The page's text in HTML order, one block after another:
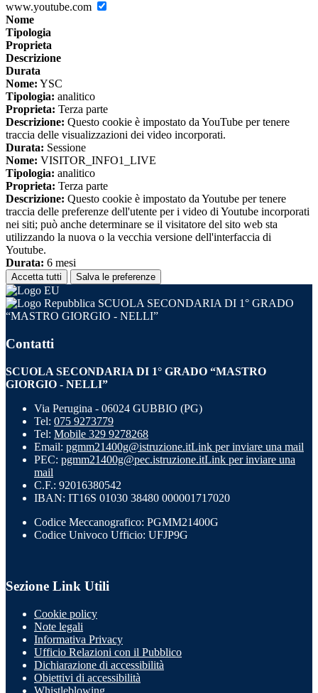
www.youtube.com
Nome
Tipologia
Proprieta
Descrizione
Durata
Nome: YSC
Tipologia: analitico
Proprieta: Terza parte
Descrizione: Questo cookie è impostato da YouTube per tenere
traccia delle visualizzazioni dei video incorporati.
Durata: Sessione
Nome: VISITOR_INFO1_LIVE
Tipologia: analitico
Proprieta: Terza parte
Descrizione: Questo cookie è impostato da Youtube per tenere
traccia delle preferenze dell'utente per i video di Youtube incorporati
nei siti; può anche determinare se il visitatore del sito web sta
utilizzando la nuova o la vecchia versione dell'interfaccia di
Youtube.
Durata: 6 mesi
Accetta tutti Salva le preferenze
SCUOLA SECONDARIA DI 1° GRADO
“MASTRO GIORGIO - NELLI”
Contatti
SCUOLA SECONDARIA DI 1° GRADO “MASTRO
GIORGIO - NELLI”
Via Perugina - 06024 GUBBIO (PG)
Tel: 075 9273779
Tel: Mobile 329 9278268
Email: pgmm21400g@istruzione.itLink per inviare una mail
PEC: pgmm21400g@pec.istruzione.itLink per inviare una
mail
C.F.: 92016380542
IBAN: IT16S 01030 38480 000001717020
Codice Meccanografico: PGMM21400G
Codice Univoco Ufficio: UFJP9G
Sezione Link Utili
Cookie policy
Note legali
Informativa Privacy
Ufficio Relazioni con il Pubblico
Dichiarazione di accessibilità
Obiettivi di accessibilità
Whistleblowing